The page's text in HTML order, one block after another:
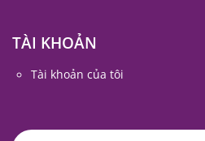
TÀI KHOẢN
Tài khoản của tôi